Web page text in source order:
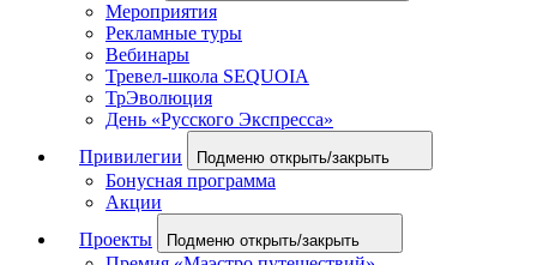
Мероприятия
Рекламные туры
Вебинары
Тревел-школа SEQUOIA
ТрЭволюция
День «Русского Экспресса»
Привилегии
Подменю открыть/закрыть
Бонусная программа
Акции
Проекты
Подменю открыть/закрыть